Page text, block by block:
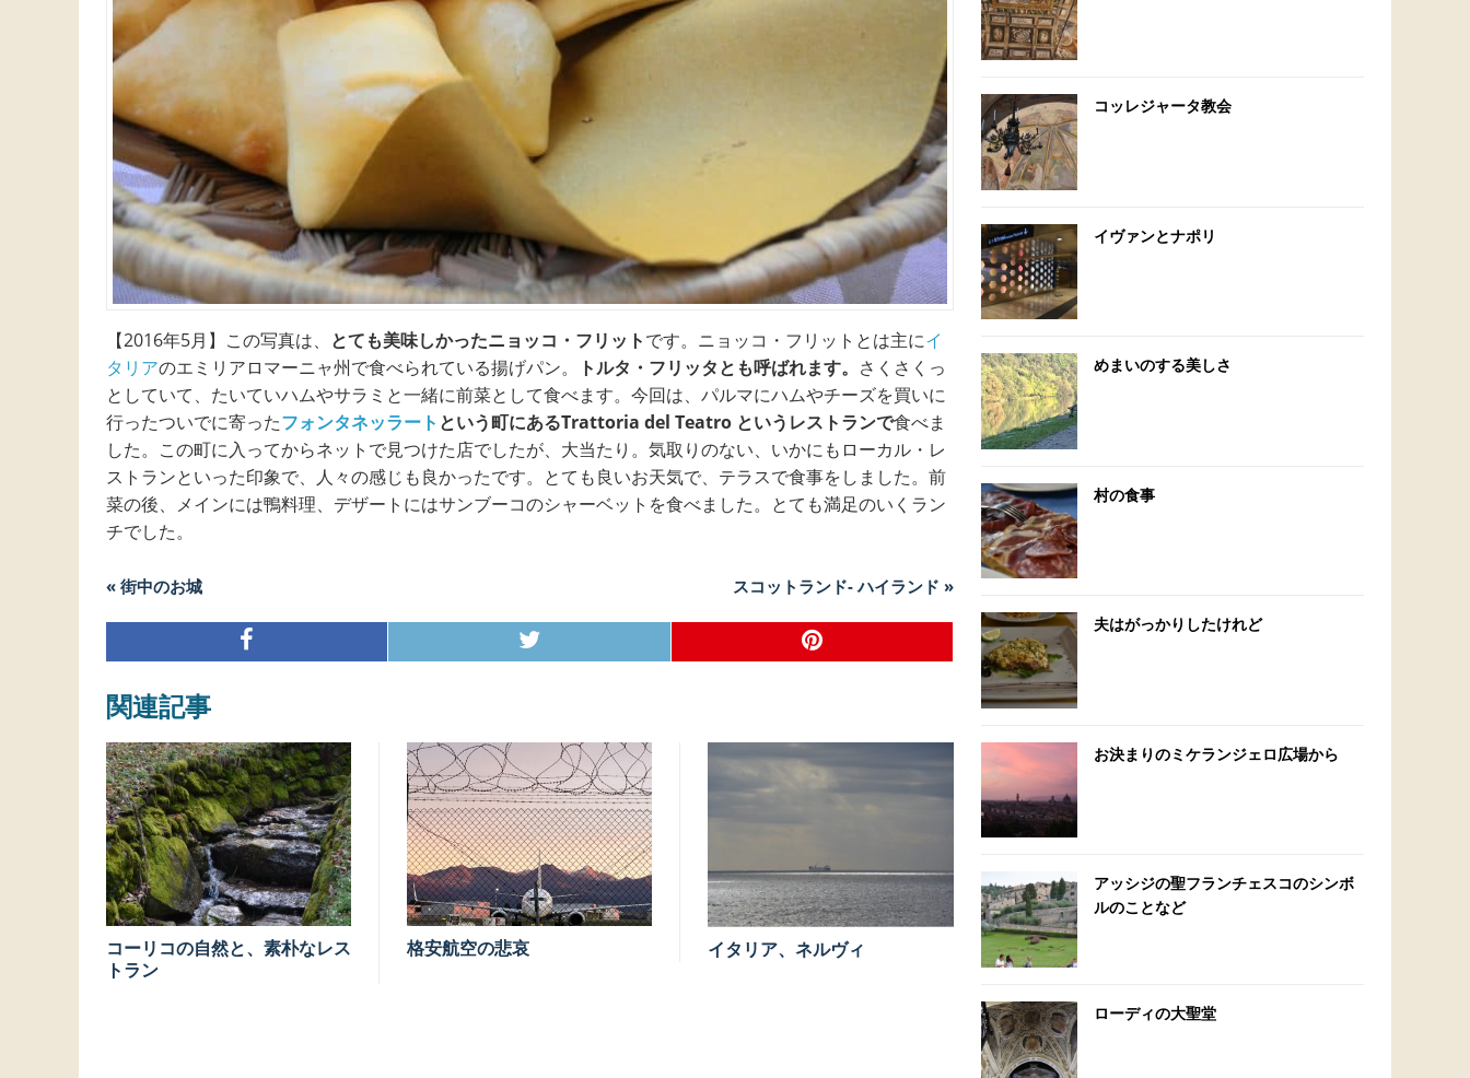
【2016年5月】この写真は、 とても美味しかったニョッコ・フリットです。ニョッコ・フリットとは主にイ
タリアのエミリアロマーニャ州で食べられている揚げパン。 トルタ・フリッタとも呼ばれます。 さくさくっ
としていて、たいていハムやサラミと一緒に前菜として食べます。今回は、パルマにハムやチーズを買いに
行ったついでに寄ったフォンタネッラート という町にあるTrattoria del Teatro というレストランで食べま
した。この町に入ってからネットで見つけた店でしたが、大当たり。気取りのない、いかにもローカル・レ
ストランといった印象で、人々の感じも良かったです。とても良いお天気で、テラスで食事をしました。前
菜の後、メインには鴨料理、デザートにはサンブーコのシャーベットを食べました。とても満足のいくラン
チでした。
« 街中のお城 スコットランド- ハイランド »
関連記事
コーリコの自然と、素朴なレス
トラン
格安航空の悲哀 イタリア、ネルヴィ
コッレジャータ教会
イヴァンとナポリ
めまいのする美しさ
村の食事
夫はがっかりしたけれど
お決まりのミケランジェロ広場から
アッシジの聖フランチェスコのシンボ
ルのことなど
ローディの大聖堂